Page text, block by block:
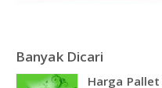
Banyak Dicari
Harga